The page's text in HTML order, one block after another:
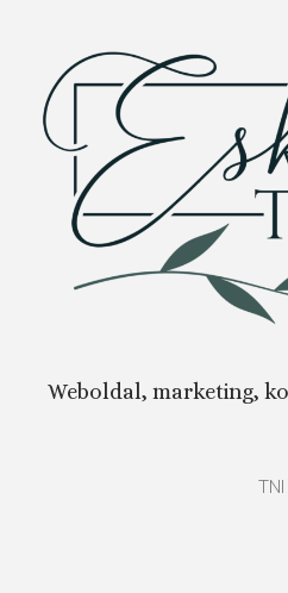
Weboldal, marketing,